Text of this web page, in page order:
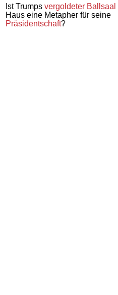
Ist Trumpsvergoldeter Ballsaal
Haus eine Metapher für seine
Präsidentschaft?